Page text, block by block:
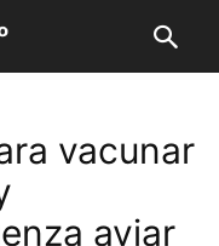
vacunar
aviar